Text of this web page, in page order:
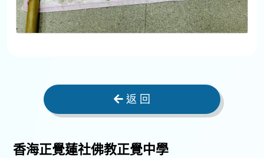
返 回
香海正覺蓮社佛教正覺中學